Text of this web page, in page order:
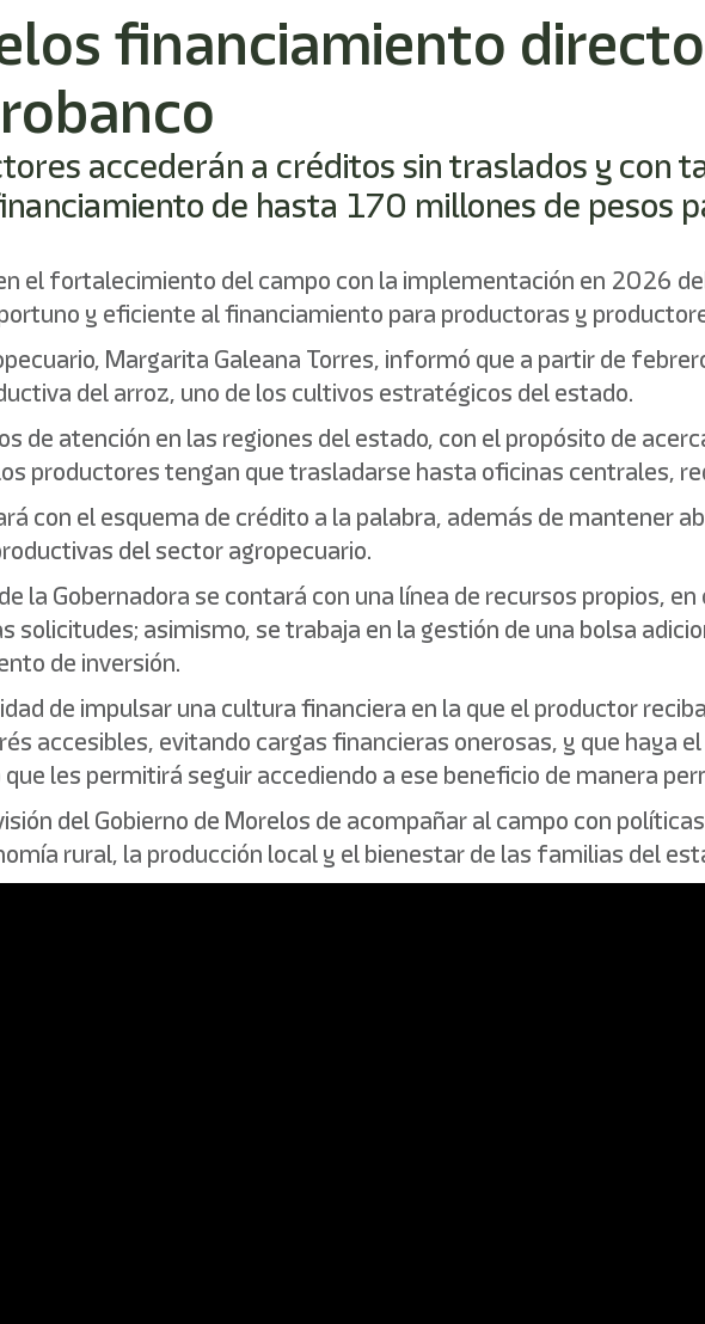
financiamiento
accederán a créditos sin traslados y con
de hasta 170 millones de pesos
el fortalecimiento del campo con la implementación en 2026
y eficiente al financiamiento para productoras y
Margarita Galeana Torres, informó que a partir de
del arroz, uno de los cultivos estratégicos del estado.
de atención en las regiones del estado, con el propósito de
productores tengan que trasladarse hasta oficinas centrales,
con el esquema de crédito a la palabra, además de mantener
del sector agropecuario.
la Gobernadora se contará con una línea de recursos propios,
solicitudes; asimismo, se trabaja en la gestión de una bolsa
de inversión.
de impulsar una cultura financiera en la que el productor
accesibles, evitando cargas financieras onerosas, y que haya
les permitirá seguir accediendo a ese beneficio de manera
del Gobierno de Morelos de acompañar al campo con
rural, la producción local y el bienestar de las familias del